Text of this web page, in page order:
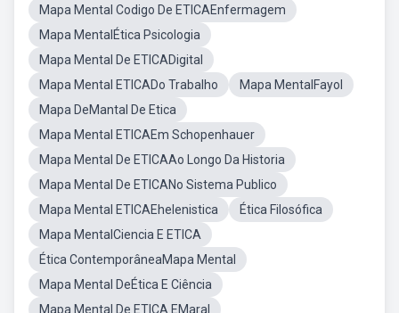
Mapa Mental Codigo De ETICAEnfermagem
Mapa MentalÉtica Psicologia
Mapa Mental De ETICADigital
Mapa Mental ETICADo Trabalho
Mapa MentalFayol
Mapa DeMantal De Etica
Mapa Mental ETICAEm Schopenhauer
Mapa Mental De ETICAAo Longo Da Historia
Mapa Mental De ETICANo Sistema Publico
Mapa Mental ETICAEhelenistica
Ética Filosófica
Mapa MentalCiencia E ETICA
Ética ContemporâneaMapa Mental
Mapa Mental DeÉtica E Ciência
Mapa Mental De ETICA EMaral